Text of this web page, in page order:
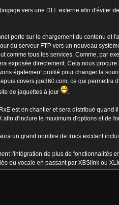
vers une DLL externe afin d'éviter
porte sur le chargement du contenu et
du serveur FTP vers un nouveau
comme tous les services. Comme, par
exposée directement. Cela nous
également profité pour changer la
covers.jqe360.com, ce qui permettra
de jaquettes à jour
.
est en chantier et sera distribué quand
afin d'inclure le maximum d'options et de
un grand nombre de trucs excitant
l'intégration de plus de fonctionnalités
ou vocale en passant par XBSlink ou